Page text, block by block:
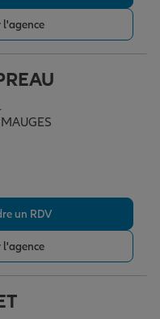
l'agence
un RDV
l'agence